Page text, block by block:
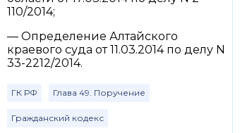
110/2014;
— Определение Алтайского
краевого суда от 11.03.2014 по делу N
33-2212/2014.
ГК РФ Глава 49. Поручение
Гражданский кодекс